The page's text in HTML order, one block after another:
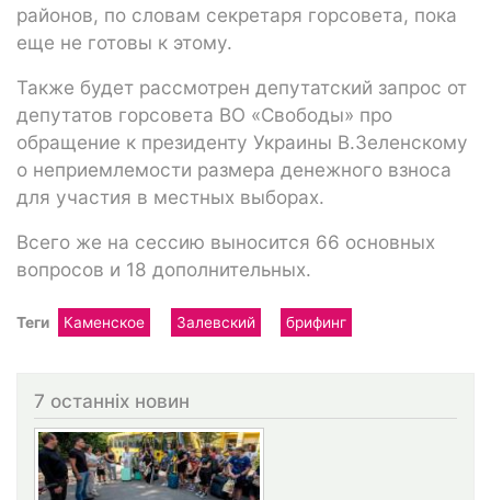
районов, по словам секретаря горсовета, пока
еще не готовы к этому.
Также будет рассмотрен депутатский запрос от
депутатов горсовета ВО «Свободы» про
обращение к президенту Украины В.Зеленскому
о неприемлемости размера денежного взноса
для участия в местных выборах.
Всего же на сессию выносится 66 основных
вопросов и 18 дополнительных.
Теги Каменское Залевский брифинг
7 останніх новин